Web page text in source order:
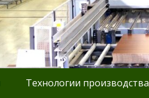
Технологии производства